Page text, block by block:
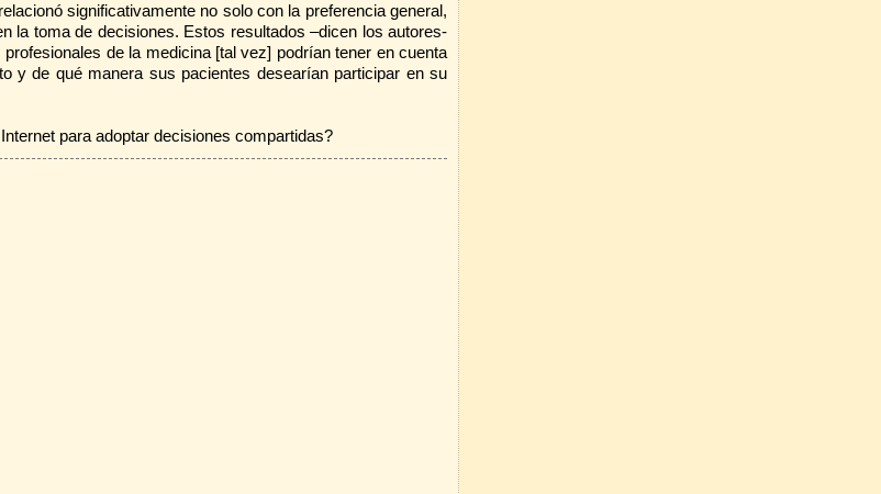
significativamente no solo con la preferencia general,
la toma de decisiones. Estos resultados –dicen los autores-
de la medicina [tal vez] podrían tener en cuenta
y de qué manera sus pacientes desearían participar en su
para adoptar decisiones compartidas?